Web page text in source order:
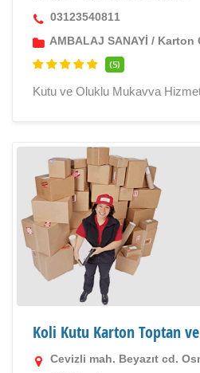
03123540811
AMBALAJ SANAYİ / Karton
(5)
Kutu ve Oluklu Mukavva
Koli Kutu Karton Toptan
Cevizli mah. Beyazıt cd.